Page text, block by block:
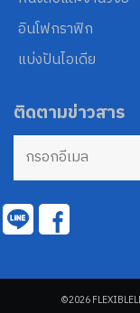
อินโฟกราฟิก
แบ่งปันไอเดีย
ติดตามข่าวสาร
©2026